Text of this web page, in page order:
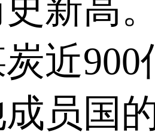
新高
近
员国